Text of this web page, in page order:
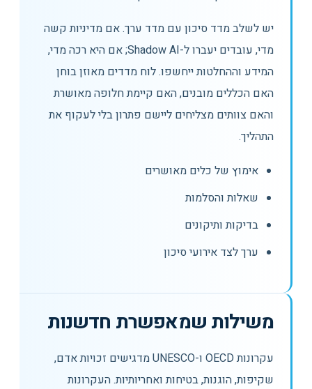
יש לשלב מדד סיכון עם מדד ערך. אם מדיניות קשה
מדי, עובדים יעברו ל-Shadow AI; אם היא רכה מדי,
המידע וההחלטות ייחשפו. לוח מדדים מאוזן בוחן
האם הכללים מובנים, האם קיימת חלופה מאושרת
והאם צוותים מצליחים ליישם פתרון בלי לעקוף את
התהליך.
אימוץ של כלים מאושרים
שאלות והסלמות
בדיקות ותיקונים
ערך לצד אירועי סיכון
משילות שמאפשרת חדשנות
עקרונות OECD ו-UNESCO מדגישים זכויות אדם,
שקיפות, הוגנות, בטיחות ואחריותיות. העקרונות